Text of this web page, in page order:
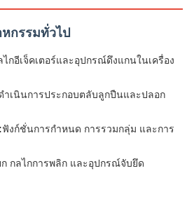
กรรมทั่วไป
ไกอีเจ็คเตอร์และอุปกรณ์ดึงแกนในเครื่อง
ำเนินการประกอบตลับลูกปืนและปลอก
ฟังก์ชั่นการกำหนด การรวมกลุ่ม และการ
กลไกการพลิก และอุปกรณ์จับยึด